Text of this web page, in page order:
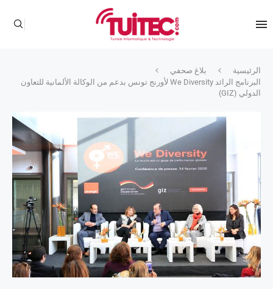
الرئيسية
بلاغ صحفي
البرنامج الرائد We Diversity لأورنج تونس بدعم من الوكالة الألمانية للتعاون
الدولي (GIZ)